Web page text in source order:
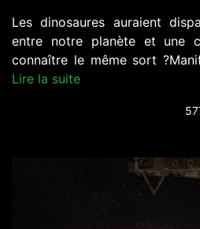
Les dinosaures auraient
entre notre planète et une
connaître le même sort
Lire la suite